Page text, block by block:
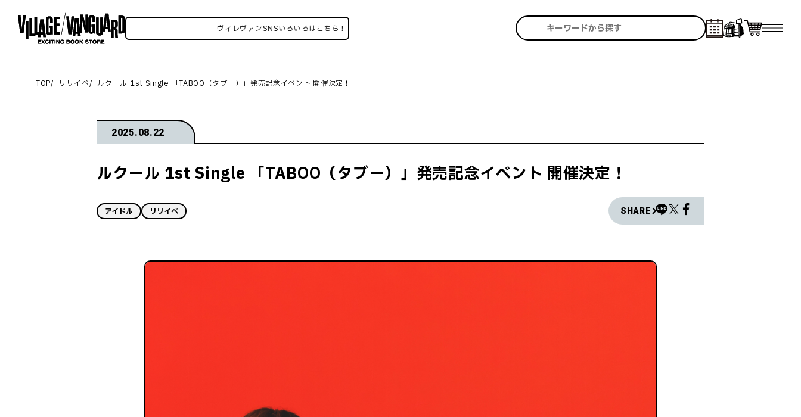
いろいろはこちら！ ヴィレヴァンSNSいろいろはこちら！
TOP リリイベ ルクール 1st Single 「TABOO（タブー）」発売記念イベント 開催決定！
2025.08.22
ルクール 1st Single 「TABOO（タブー）」発売記念イベント 開催決定！
アイドル リリイベ SHARE